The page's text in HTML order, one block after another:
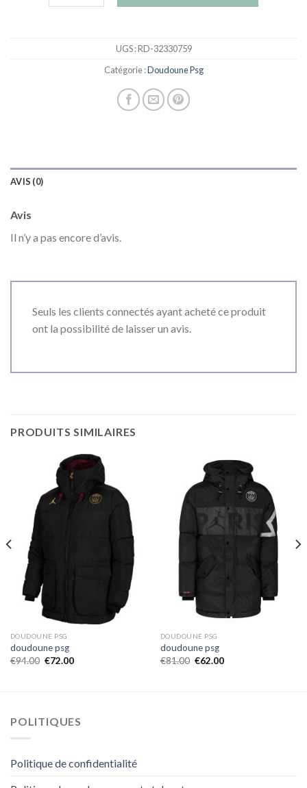
UGS :RD-32330759
Catégorie :Doudoune Psg
AVIS (0)
Avis
Il n’y a pas encore d’avis.
Seuls les clients connectés ayant acheté ce produit
ont la possibilité de laisser un avis.
PRODUITS SIMILAIRES
DOUDOUNE PSG
doudoune psg
€94.00 €72.00
DOUDOUNE PSG
doudoune psg
€81.00 €62.00
POLITIQUES
Politique de confidentialité